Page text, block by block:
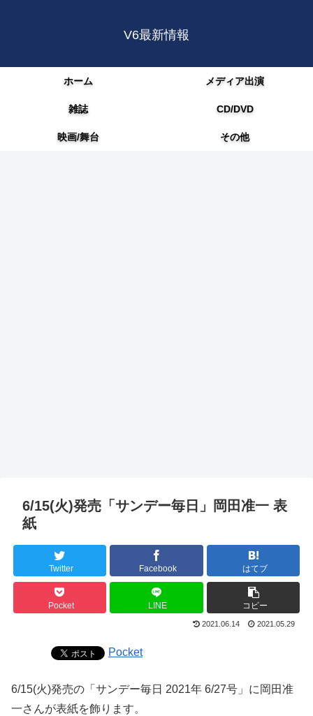
V6最新情報
ホーム メディア出演
雑誌 CD/DVD
映画/舞台 その他
6/15(火)発売「サンデー毎日」岡田准一 表
紙
Twitter Facebook はてブ
Pocket LINE コピー
2021.06.14 2021.05.29
Pocket
6/15(火)発売の「サンデー毎日 2021年 6/27号」に岡田准
一さんが表紙を飾ります。